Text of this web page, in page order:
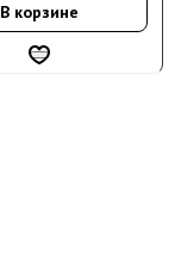
В корзине